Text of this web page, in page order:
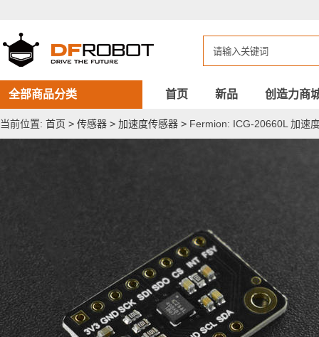
20660L
加
速
度
+陀
螺
仪
六
轴
全部商品分类 首页 新品 创造力商
当前位置: 首页 > 传感器 > 加速度传感器 > Fermion: ICG-20660L 加速